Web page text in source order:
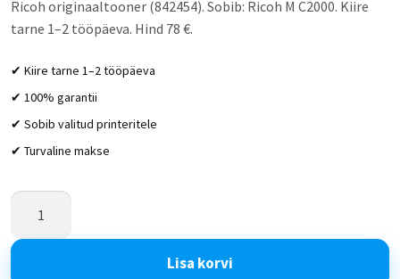
Ricoh originaaltooner (842454). Sobib: Ricoh M C2000. Kiire
tarne 1–2 tööpäeva. Hind 78 €.
✔ Kiire tarne 1–2 tööpäeva
✔ 100% garantii
✔ Sobib valitud printeritele
✔ Turvaline makse
Lisa korvi